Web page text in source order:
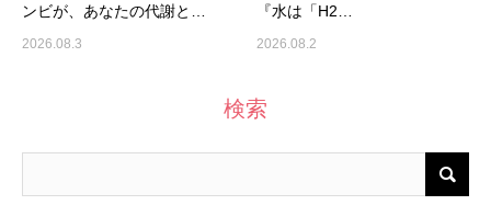
ンビが、あなたの代謝と…
2026.08.3
『水は「H2…
2026.08.2
検索